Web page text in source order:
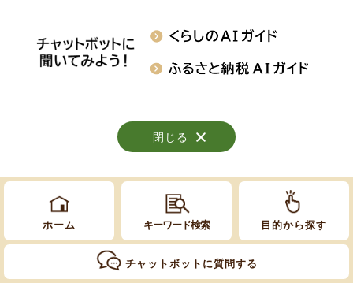
ホーム キーワード検索 目的から探す
チャットボットに質問する
知りたい情報を検索
閉じる
閉じる
閉じる